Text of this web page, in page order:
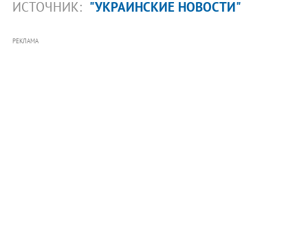
ИСТОЧНИК: "УКРАИНСКИЕ НОВОСТИ"
РЕКЛАМА